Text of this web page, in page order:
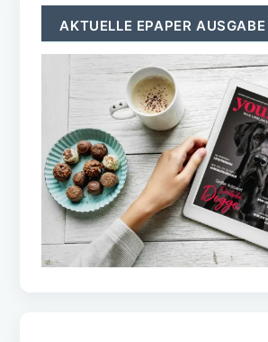
AKTUELLE EPAPER AUSGABE